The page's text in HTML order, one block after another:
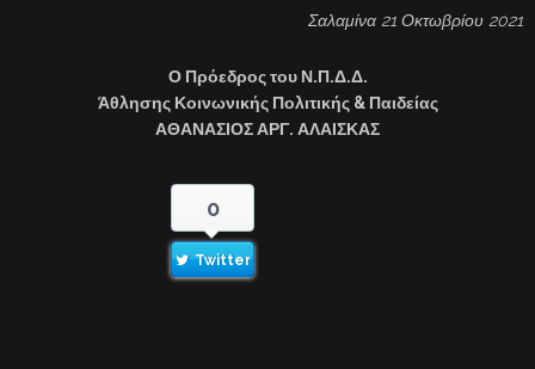
Σαλαμίνα 21 Οκτωβρίου 2021
Ο Πρόεδρος του Ν.Π.Δ.Δ.
Άθλησης Κοινωνικής Πολιτικής & Παιδείας
ΑΘΑΝΑΣΙΟΣ ΑΡΓ. ΑΛΑΙΣΚΑΣ
0
Twitter